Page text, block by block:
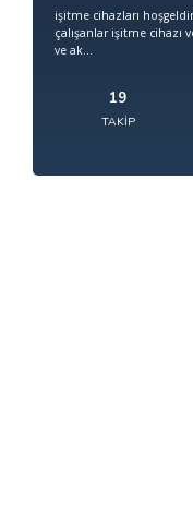
işitme cihazları
çalışanlar işitme cihazı
ve ak...
19
TAKIP